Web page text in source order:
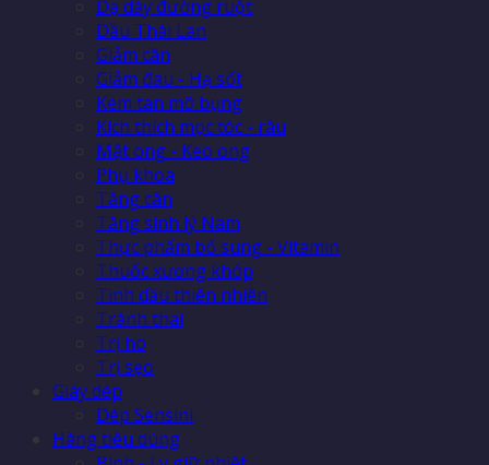
Dạ dày đường ruột
Dầu Thái Lan
Giảm cân
Giảm đau - Hạ sốt
Kem tan mỡ bụng
Kích thích mọc tóc - râu
Mật ong - Keo ong
Phụ khoa
Tăng cân
Tăng sinh lý Nam
Thực phẩm bổ sung - Vitamin
Thuốc xương khớp
Tinh dầu thiên nhiên
Tránh thai
Trị ho
Trị sẹo
Giày dép
Dép Sensini
Hàng tiêu dùng